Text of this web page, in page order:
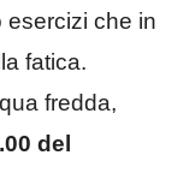
esercizi che in
fatica.
fredda,
del